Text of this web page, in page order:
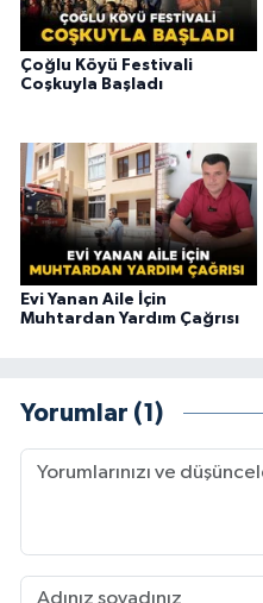
Çoğlu Köyü Festivali
Coşkuyla Başladı
Evi Yanan Aile İçin
Muhtardan Yardım Çağrısı
Yorumlar (1)